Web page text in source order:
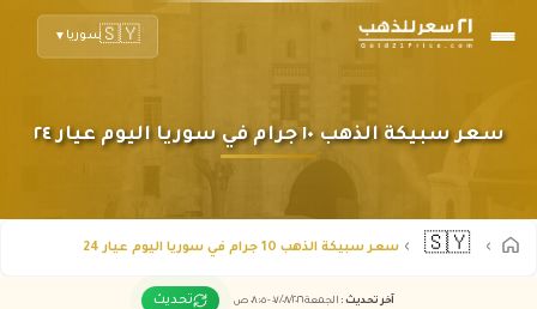
🇸🇾سوريا ▼
سعر سبيكة الذهب ١٠ جرام في سوريا اليوم عيار ٢٤
🇸🇾 سعر سبيكة الذهب 10 جرام في سوريا اليوم عيار 24
آخر تحديث : الجمعة ٠٧ /٠٨/٢٠٢٦ - ٠٨:٠٥ ص تحديث